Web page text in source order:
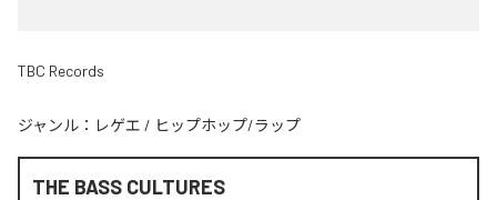
TBC Records
ジャンル： レゲエ / ヒップホップ/ラップ
THE BASS CULTURES